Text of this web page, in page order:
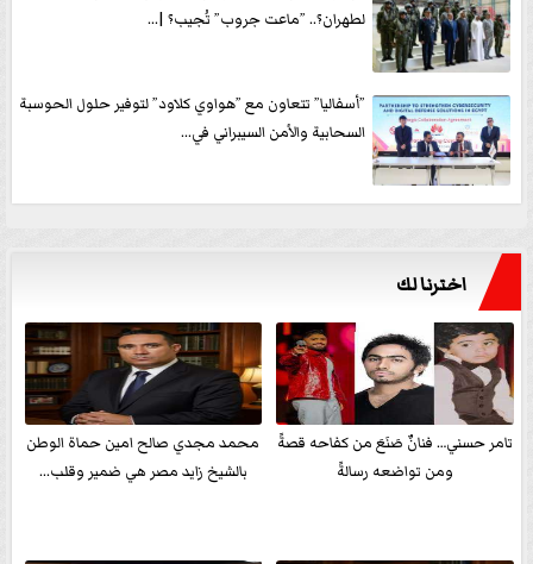
لطهران؟.. ”ماعت جروب” تُجيب؟ |...
”أسفاليا” تتعاون مع ”هواوي كلاود” لتوفير حلول الحوسبة
السحابية والأمن السيبراني في...
اخترنا لك
تامر حسني… فنانٌ صَنَعَ من كفاحه قصةً
ومن تواضعه رسالةً
محمد مجدي صالح امين حماة الوطن
بالشيخ زايد مصر هي ضمير وقلب...